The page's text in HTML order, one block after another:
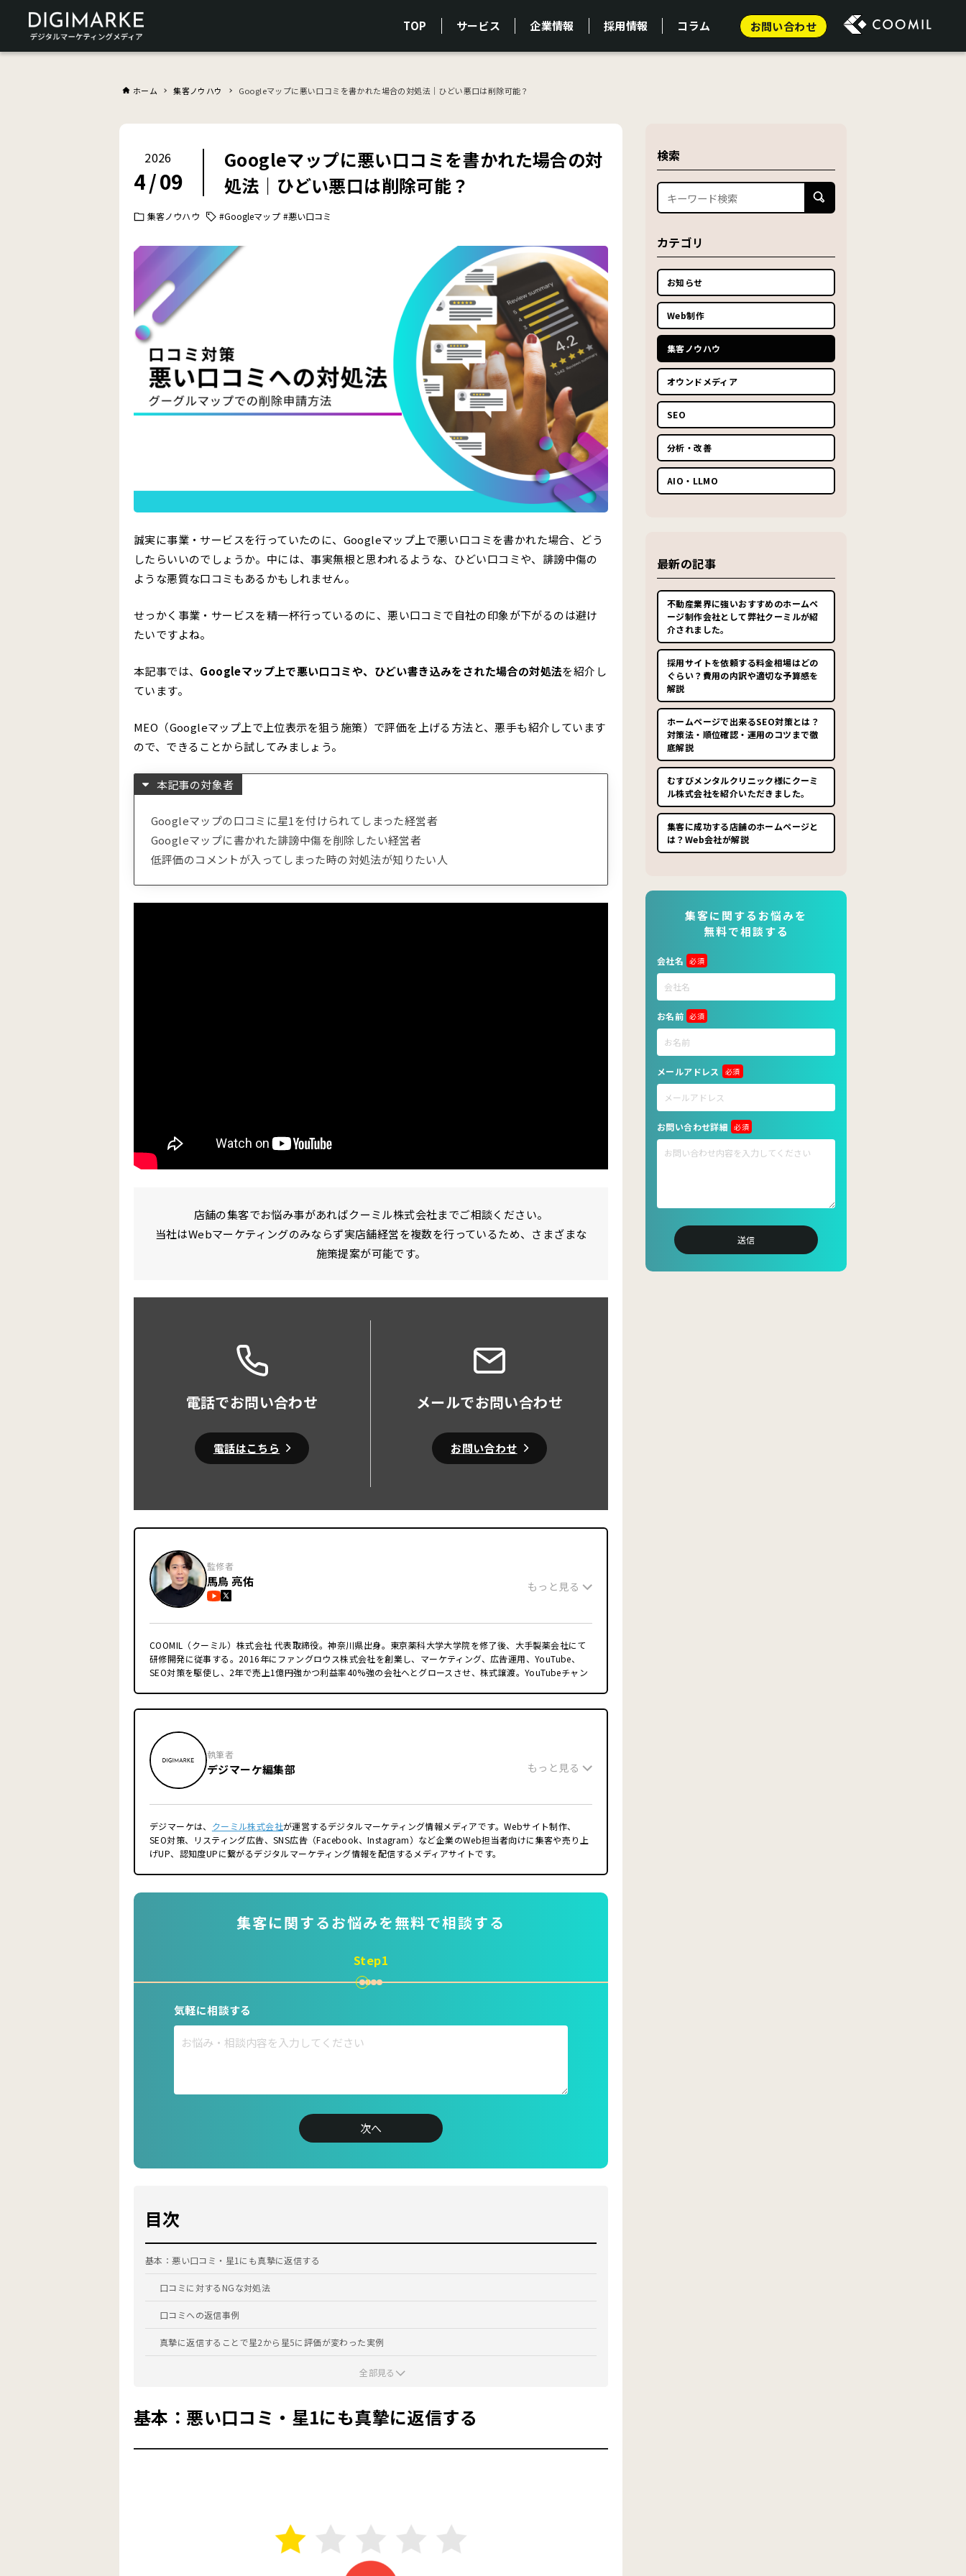
TOP サービス 企業情報 採用情報 コラム お問い合わせ
ホーム 集客ノウハウ Googleマップに悪い口コミを書かれた場合の対処法｜ひどい悪口は削除可能？
2026
4/09
Googleマップに悪い口コミを書かれた場合の対
処法｜ひどい悪口は削除可能？
集客ノウハウ #Googleマップ #悪い口コミ
誠実に事業・サービスを行っていたのに、Googleマップ上で悪い口コミを書かれた場合、どう
したらいいのでしょうか。中には、事実無根と思われるような、ひどい口コミや、誹謗中傷の
ような悪質な口コミもあるかもしれません。
せっかく事業・サービスを精一杯行っているのに、悪い口コミで自社の印象が下がるのは避け
たいですよね。
本記事では、 Googleマップ上で悪い口コミや、ひどい書き込みをされた場合の対処法を紹介し
ています。
MEO（Googleマップ上で上位表示を狙う施策）で評価を上げる方法と、悪手も紹介しています
ので、できることから試してみましょう。
本記事の対象者
Googleマップの口コミに星1を付けられてしまった経営者
Googleマップに書かれた誹謗中傷を削除したい経営者
低評価のコメントが入ってしまった時の対処法が知りたい人
店舗の集客でお悩み事があればクーミル株式会社までご相談ください。
当社はWebマーケティングのみならず実店舗経営を複数を行っているため、さまざまな
施策提案が可能です。
電話でお問い合わせ
電話はこちら
メールでお問い合わせ
お問い合わせ
もっと見る
監修者
馬鳥 亮佑
COOMIL（クーミル）株式会社 代表取締役。神奈川県出身。東京薬科大学大学院を修了後、大手製薬会社にて
研修開発に従事する。2016年にファングロウス株式会社を創業し、マーケティング、広告運用、YouTube、
SEO対策を駆使し、2年で売上1億円強かつ利益率40%強の会社へとグロースさせ、株式譲渡。YouTubeチャン
「結果が出るマーケティング施策」をご提案致します。サイトを公開後も運用をお任せ頂き、サイトだけでな
■経歴
2014年 東京薬科大学大学院終了
2014年 第一三共株式会社
2016年 ファングロウス株式会社 創業
2019年 一般社団法人スーパースカルプ発毛協会（FC本部） 理事
2021年クーミル株式会社 創業
■得意領域
コンテンツマーケティング
リスティング広告
フランチャイズ加盟店開発、集客
■SNS
X（旧Twitter）：https://twitter.com/ryosuke_coomil
YouTube：https://www.youtube.com/@marketing_coomil
もっと見る
執筆者
デジマーケ編集部
デジマーケは、 クーミル株式会社が運営するデジタルマーケティング情報メディアです。Webサイト制作、
SEO対策、リスティング広告、SNS広告（Facebook、Instagram）など企業のWeb担当者向けに集客や売り上
げUP、認知度UPに繋がるデジタルマーケティング情報を配信するメディアサイトです。
集客に関するお悩みを無料で相談する
Step1
気軽に相談する
次へ
目次
基本：悪い口コミ・星1にも真摯に返信する
口コミに対するNGな対処法
口コミへの返信事例
真摯に返信することで星2から星5に評価が変わった実例
その口コミは削除できる？ Googleのポリシー違反を確認する
Googleマップ上の悪い口コミの削除方法
全部見る
基本：悪い口コミ・星1にも真摯に返信する
検索
カテゴリ
お知らせ
Web制作
集客ノウハウ
オウンドメディア
SEO
分析・改善
AIO・LLMO
最新の記事
不動産業界に強いおすすめのホームペ
ージ制作会社として弊社クーミルが紹
介されました。
採用サイトを依頼する料金相場はどの
ぐらい？費用の内訳や適切な予算感を
解説
ホームページで出来るSEO対策とは？
対策法・順位確認・運用のコツまで徹
底解説
むすびメンタルクリニック様にクーミ
ル株式会社を紹介いただきました。
集客に成功する店舗のホームページと
は？Web会社が解説
集客に関するお悩みを
無料で相談する
会社名 必須
お名前 必須
メールアドレス 必須
お問い合わせ詳細 必須